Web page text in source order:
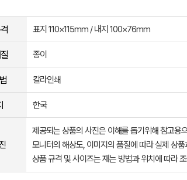
표지 110×115mm / 내지 100×76mm
종이
칼라인쇄
한국
제공되는 상품의 사진은 이해를 돕기위해 참고용
모니터의 해상도, 이미지의 품질에 따라 실제 상
상품 규격 및 사이즈는 재는 방법과 위치에 따라